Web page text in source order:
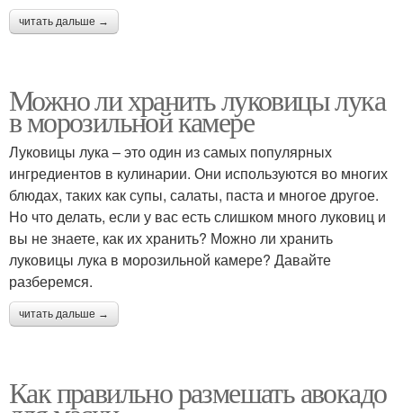
читать дальше →
Можно ли хранить луковицы лука
в морозильной камере
Луковицы лука – это один из самых популярных
ингредиентов в кулинарии. Они используются во многих
блюдах, таких как супы, салаты, паста и многое другое.
Но что делать, если у вас есть слишком много луковиц и
вы не знаете, как их хранить? Можно ли хранить
луковицы лука в морозильной камере? Давайте
разберемся.
читать дальше →
Как правильно размешать авокадо